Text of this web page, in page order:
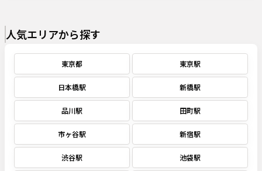
人気エリアから探す
東京都 東京駅
日本橋駅 新橋駅
品川駅 田町駅
市ヶ谷駅 新宿駅
渋谷駅 池袋駅